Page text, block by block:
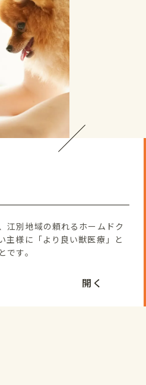
江別地域の頼れるホームドク
主様に「より良い獣医療」と
です。
開く
こと。当事者の視点に立って
で畳みかけるような説明や、